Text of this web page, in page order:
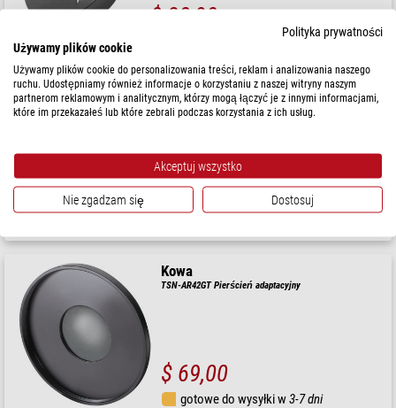
$ 38,90
1-2 tygodni
Kowa
Pierścień adaptacyjny TSN-AR56-8
$ 38,90
Kowa
TSN-AR42GT Pierścień adaptacyjny
$ 69,00
gotowe do wysyłki w3-7 dni
Polityka prywatności
Używamy plików cookie
Używamy plików cookie do personalizowania treści, reklam i analizowania naszego
ruchu. Udostępniamy również informacje o korzystaniu z naszej witryny naszym
partnerom reklamowym i analitycznym, którzy mogą łączyć je z innymi informacjami,
które im przekazałeś lub które zebrali podczas korzystania z ich usług.
Akceptuj wszystko
Nie zgadzam się Dostosuj